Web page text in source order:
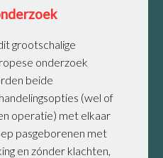
grootschalige
onderzoek
beide
(wel of
operatie) met elkaar
pasgeborenen met
en zónder klachten,